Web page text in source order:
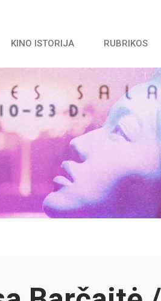
KINO ISTORIJA RUBRIKOS